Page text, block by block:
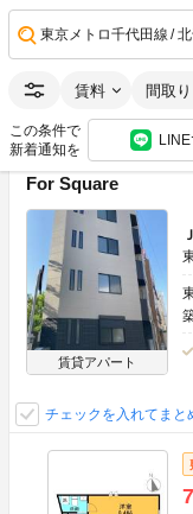
東京メトロ千代田線 北
賃料 間取り
この条件で
新着通知を
画像：20枚
For Square
賃貸アパート
チェックを入れてまと